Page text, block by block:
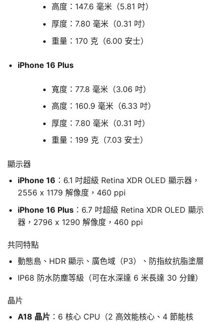
高度：147.6 毫米（5.81 吋）
厚度：7.80 毫米（0.31 吋）
重量：170 克（6.00 安士）
iPhone 16 Plus
寬度：77.8 毫米（3.06 吋）
高度：160.9 毫米（6.33 吋）
厚度：7.80 毫米（0.31 吋）
重量：199 克（7.03 安士）
顯示器
iPhone 16 ：6.1 吋超級 Retina XDR OLED 顯示器，
2556 x 1179 解像度，460 ppi
iPhone 16 Plus：6.7 吋超級 Retina XDR OLED 顯示
器，2796 x 1290 解像度，460 ppi
共同特點
動態島、HDR 顯示、廣色域（P3）、防指紋抗脂塗層
IP68 防水防塵等級（可在水深達 6 米長達 30 分鐘）
晶片
A18 晶片：6 核心 CPU（2 高效能核心、4 節能核